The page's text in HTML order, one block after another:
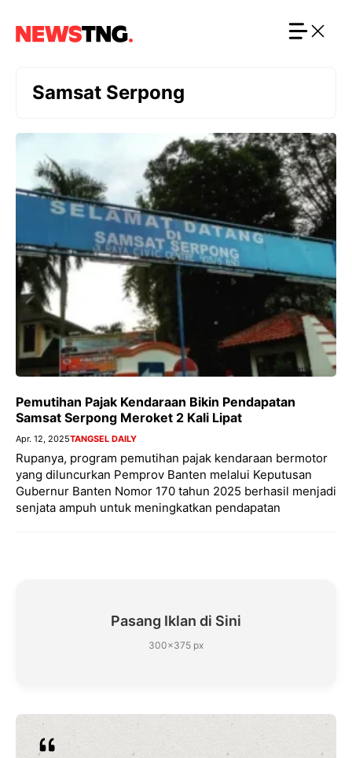
Samsat Serpong
Pemutihan Pajak Kendaraan Bikin Pendapatan
Samsat Serpong Meroket 2 Kali Lipat
Apr. 12, 2025TANGSEL DAILY
Rupanya, program pemutihan pajak kendaraan bermotor
yang diluncurkan Pemprov Banten melalui Keputusan
Gubernur Banten Nomor 170 tahun 2025 berhasil menjadi
senjata ampuh untuk meningkatkan pendapatan
Pasang Iklan di Sini
300×375 px